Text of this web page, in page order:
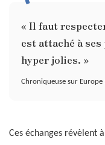
« Il faut
est attaché à
hyper jolies. »
Chroniqueuse sur Europe
Ces échanges révèlent